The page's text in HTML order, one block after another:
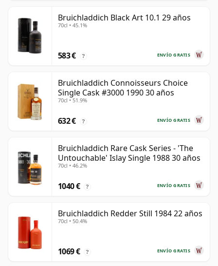
Bruichladdich Black Art 10.1 29 años
70cl • 45.1%
ENVÍO GRATIS
583 € ?
Bruichladdich Connoisseurs Choice
Single Cask #3000 1990 30 años
70cl • 51.9%
ENVÍO GRATIS
632 € ?
Bruichladdich Rare Cask Series - 'The
Untouchable' Islay Single 1988 30 años
70cl • 46.2%
ENVÍO GRATIS
1040 € ?
Bruichladdich Redder Still 1984 22 años
70cl • 50.4%
ENVÍO GRATIS
1069 € ?